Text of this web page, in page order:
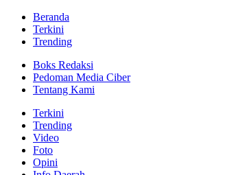
Beranda
Terkini
Trending
Boks Redaksi
Pedoman Media Ciber
Tentang Kami
Terkini
Trending
Video
Foto
Opini